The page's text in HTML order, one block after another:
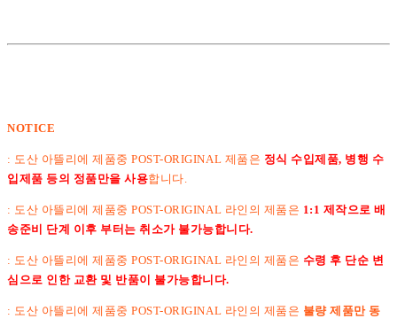
NOTICE
: 도산 아뜰리에 제품중 POST-ORIGINAL 제품은 정식 수입제품, 병행 수
입제품 등의 정품만을 사용합니다.
: 도산 아뜰리에 제품중 POST-ORIGINAL 라인의 제품은 1:1 제작으로 배
송준비 단계 이후 부터는 취소가 불가능합니다.
: 도산 아뜰리에 제품중 POST-ORIGINAL 라인의 제품은 수령 후 단순 변
심으로 인한 교환 및 반품이 불가능합니다.
: 도산 아뜰리에 제품중 POST-ORIGINAL 라인의 제품은 불량 제품만 동